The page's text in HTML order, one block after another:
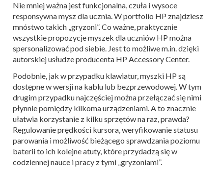
Nie mniej ważna jest funkcjonalna, czuła i wysoce
responsywna mysz dla ucznia. W portfolio HP znajdziesz
mnóstwo takich „gryzoni”.Co ważne, praktycznie
wszystkie propozycje myszek dla uczniów HP można
spersonalizować pod siebie. Jest to możliwe m.in. dzięki
autorskiej usłudze producenta HP Accessory Center.
Podobnie, jak w przypadku klawiatur, myszki HP są
dostępne w wersji na kablu lub bezprzewodowej. W tym
drugim przypadku najczęściej można przełączać się nimi
płynnie pomiędzy kilkoma urządzeniami. A to znacznie
ułatwia korzystanie z kilku sprzętów na raz, prawda?
Regulowanie prędkości kursora, weryfikowanie statusu
parowania i możliwość bieżącego sprawdzania poziomu
baterii to ich kolejne atuty, które przydadzą się w
codziennej nauce i pracy z tymi „gryzoniami”.